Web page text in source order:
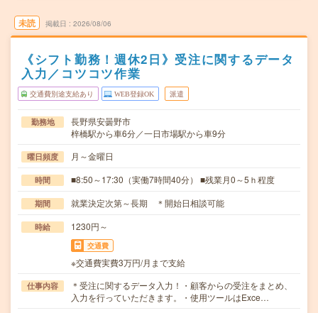
未読 掲載日 2026/08/06
《シフト勤務！週休2日》受注に関するデータ
入力／コツコツ作業
交通費別途支給あり WEB登録OK 派遣
勤務地
長野県安曇野市
梓橋駅から車6分／一日市場駅から車9分
曜日頻度 月～金曜日
時間 ■8:50～17:30（実働7時間40分） ■残業月0～5ｈ程度
期間 就業決定次第～長期 ＊開始日相談可能
時給 1230円～
交通費
※交通費実費3万円/月まで支給
仕事内容
＊受注に関するデータ入力！・顧客からの受注をまとめ、
入力を行っていただきます。・使用ツールはExce…